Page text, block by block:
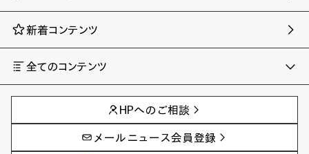
新着コンテンツ
全てのコンテンツ
AIの進化と活用事例
製品トレンド & レビュー
サイバーセキュリティ
教育とテクノロジー
事例
イベントレポート
AI PC
AIワークステーション
HPへのご相談
メールニュース会員登録